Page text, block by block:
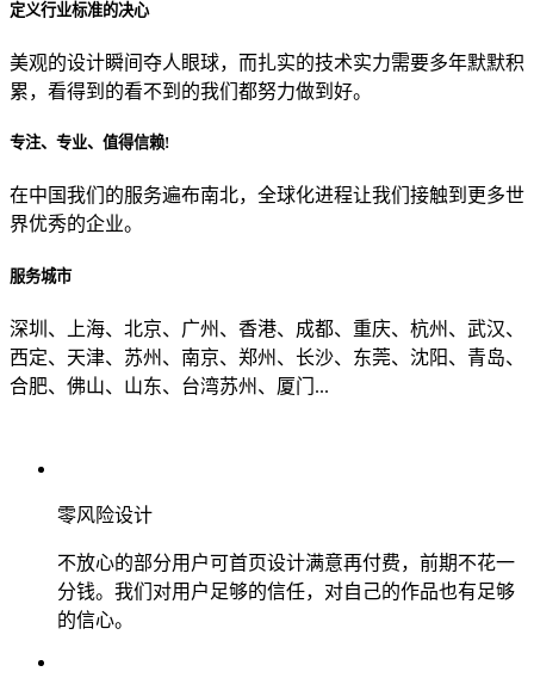
目前主要的营销渠道是？
定义行业标准的决心
美观的设计瞬间夺人眼球，而扎实的技术实力需要多年默默积
累，看得到的看不到的我们都努力做到好。
专注、专业、值得信赖!
在中国我们的服务遍布南北，全球化进程让我们接触到更多世
界优秀的企业。
服务城市
深圳、上海、北京、广州、香港、成都、重庆、杭州、武汉、
西定、天津、苏州、南京、郑州、长沙、东莞、沈阳、青岛、
合肥、佛山、山东、台湾苏州、厦门...
零风险设计
不放心的部分用户可首页设计满意再付费，前期不花一
分钱。我们对用户足够的信任，对自己的作品也有足够
的信心。